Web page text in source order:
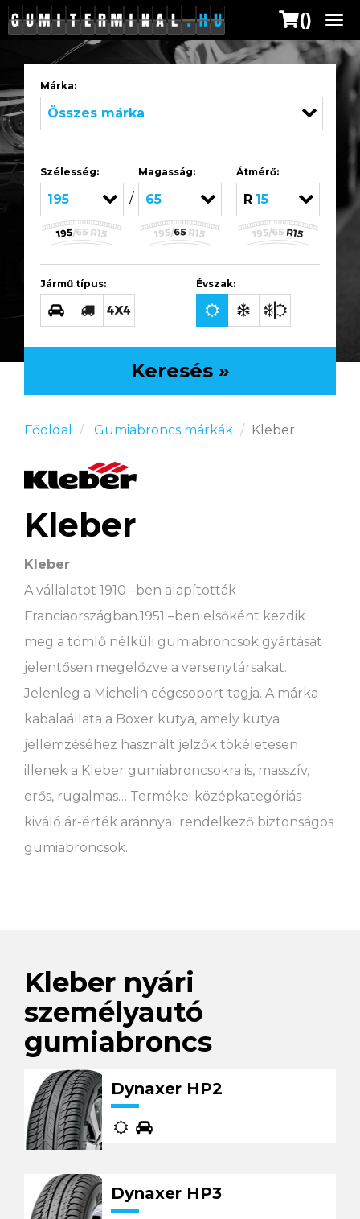
()
Márka:
Összes márka
Szélesség:
195 /
Magasság:
65
Átmérő:
R15
Jármű típus: Évszak:
Keresés »
Főoldal Gumiabroncs márkák Kleber
Kleber
Kleber
A vállalatot 1910 –ben alapították
Franciaországban.1951 –ben elsőként kezdik
meg a tömlő nélküli gumiabroncsok gyártását
jelentősen megelőzve a versenytársakat.
Jelenleg a Michelin cégcsoport tagja. A márka
kabalaállata a Boxer kutya, amely kutya
jellemzéséhez használt jelzők tökéletesen
illenek a Kleber gumiabroncsokra is, masszív,
erős, rugalmas… Termékei középkategóriás
kiváló ár-érték aránnyal rendelkező biztonságos
gumiabroncsok.
Kleber nyári
személyautó
gumiabroncs
Dynaxer HP2
Dynaxer HP3